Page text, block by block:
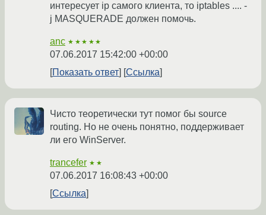
интересует ip самого клиента, то iptables .... -
j MASQUERADE должен помочь.
anc ★★★★★
07.06.2017 15:42:00 +00:00
Показать ответ
Ссылка
Чисто теоретически тут помог бы source
routing. Но не очень понятно, поддерживает
ли его WinServer.
trancefer ★★
07.06.2017 16:08:43 +00:00
Ссылка